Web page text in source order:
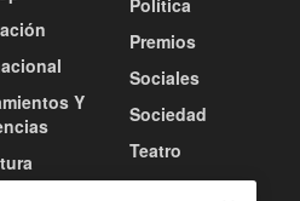
Y
Política
Premios
Sociales
Sociedad
Teatro
Tecnología